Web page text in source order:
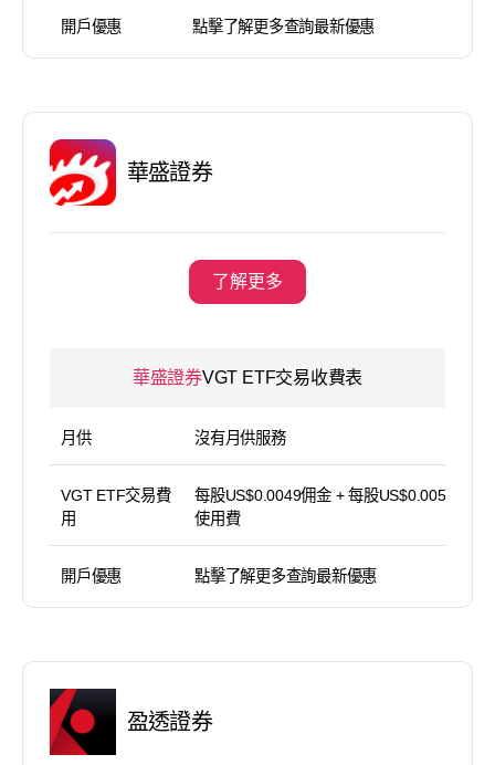
開戶優惠 點擊了解更多查詢最新優惠
華盛證券
了解更多
華盛證券VGT ETF交易收費表
月供 沒有月供服務
VGT ETF交易費
用
每股US$0.0049佣金 + 每股US$0.005平台
使用費
開戶優惠 點擊了解更多查詢最新優惠
盈透證券